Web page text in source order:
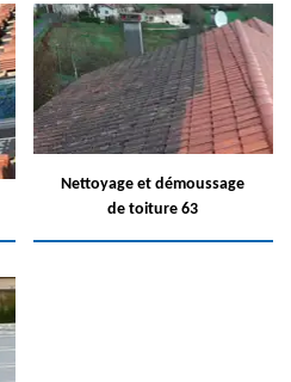
Nettoyage et démoussage
de toiture 63